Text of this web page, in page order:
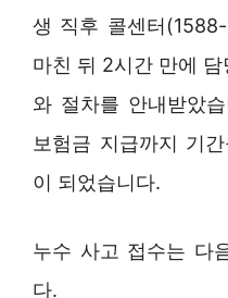
생 직후 콜센터
마친 뒤 2시간 만에
와 절차를 안내받았
보험금 지급까지 기
이 되었습니다.
누수 사고 접수는 다
다.